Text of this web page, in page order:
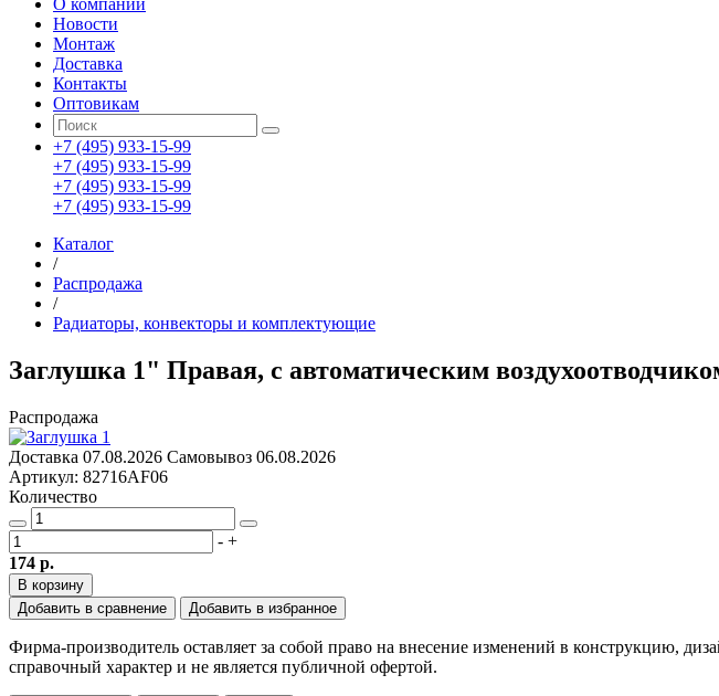
О компании
Новости
Монтаж
Доставка
Контакты
Оптовикам
+7 (495) 933-15-99
+7 (495) 933-15-99
+7 (495) 933-15-99
+7 (495) 933-15-99
Каталог
/
Распродажа
/
Радиаторы, конвекторы и комплектующие
Заглушка 1" Правая, с автоматическим
Распродажа
Доставка 07.08.2026 Самовывоз 06.08.2026
Артикул: 82716AF06
Количество
- +
174 р.
В корзину
Добавить в сравнение
Добавить в избранное
Фирма-производитель оставляет за собой право на внесение изменений в конструкцию,
справочный характер и не является публичной офертой.